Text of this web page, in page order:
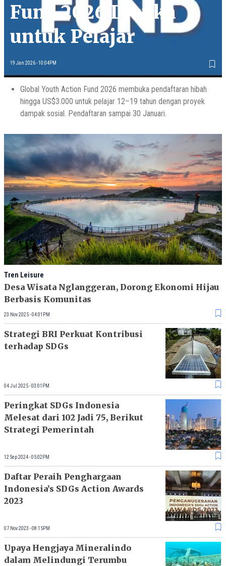
Fund 2026 Dibuka
untuk Pelajar
19 Jan 2026 - 10:04PM
Global Youth Action Fund 2026 membuka pendaftaran hibah
hingga US$3.000 untuk pelajar 12–19 tahun dengan proyek
dampak sosial. Pendaftaran sampai 30 Januari.
Tren Leisure
Desa Wisata Nglanggeran, Dorong Ekonomi Hijau
Berbasis Komunitas
23 Nov 2025 - 04:01PM
Strategi BRI Perkuat Kontribusi
terhadap SDGs
04 Jul 2025 - 03:01PM
Peringkat SDGs Indonesia
Melesat dari 102 Jadi 75, Berikut
Strategi Pemerintah
12 Sep 2024 - 05:02PM
Daftar Peraih Penghargaan
Indonesia’s SDGs Action Awards
2023
07 Nov 2023 - 08:15PM
Upaya Hengjaya Mineralindo
dalam Melindungi Terumbu